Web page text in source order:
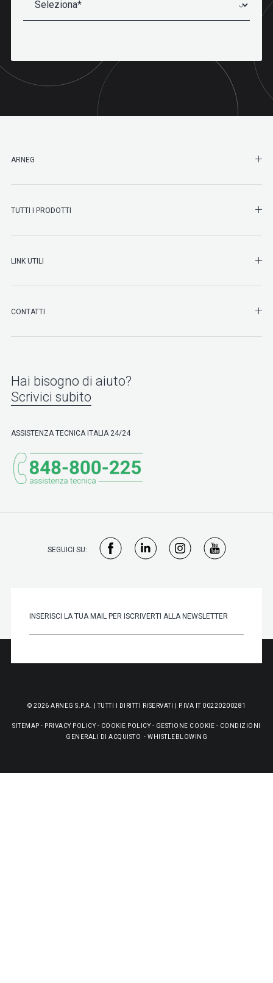
ARNEG
TUTTI I PRODOTTI
LINK UTILI
CONTATTI
Hai bisogno di aiuto?
Scrivici subito
ASSISTENZA TECNICA ITALIA 24/24
SEGUICI SU:
© 2026 ARNEG S.P.A. | TUTTI I DIRITTI RISERVATI | P.IVA IT 00220200281
SITEMAP - PRIVACY POLICY- COOKIE POLICY- GESTIONE COOKIE - CONDIZIONI
GENERALI DI ACQUISTO - WHISTLEBLOWING